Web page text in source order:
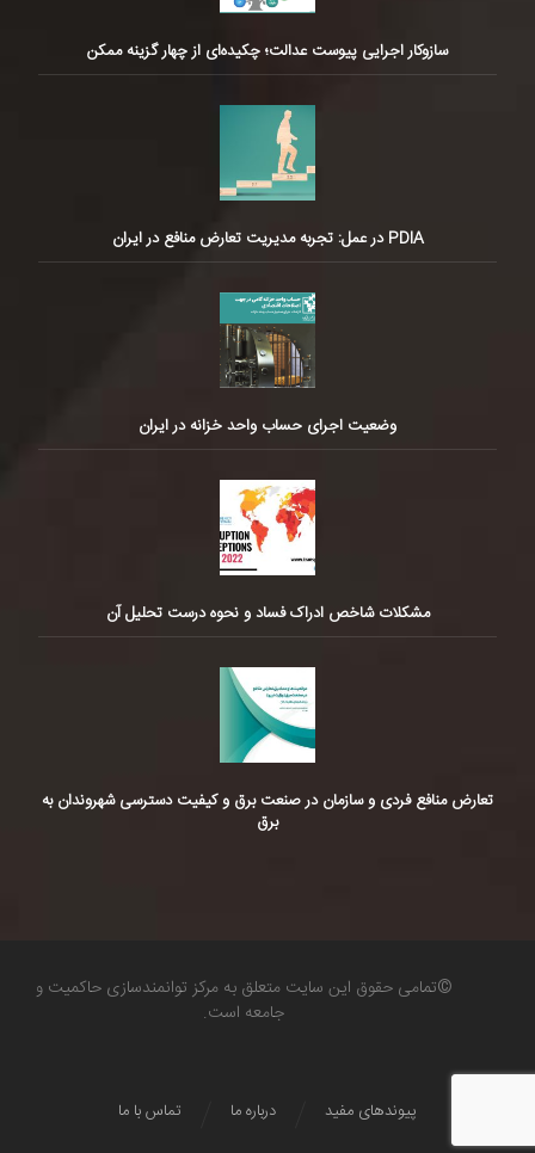
سازوکار اجرایی پیوست عدالت؛ چکیده‌ای از چهار گزینه ممکن
PDIA در عمل: تجربه مدیریت تعارض منافع در ایران
وضعیت اجرای حساب واحد خزانه در ایران
مشکلات شاخص ادراک فساد و نحوه درست تحلیل آن
تعارض منافع فردی و سازمان در صنعت برق و کیفیت دسترسی شهروندان به
برق
©تمامی حقوق این سایت متعلق به مرکز توانمندسازی حاکمیت و
جامعه است.
تماس با ما درباره ما پیوندهای مفید